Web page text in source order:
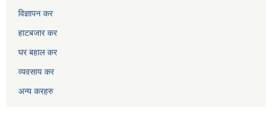
विज्ञापन कर
हाटबजार कर
घर बहाल कर
व्यवसाय कर
अन्य करहरु